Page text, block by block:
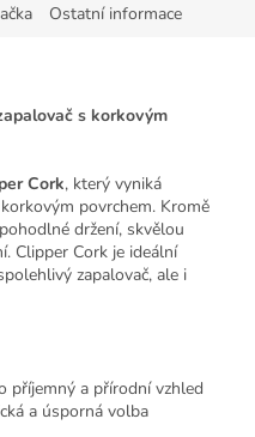
Ostatní informace
s korkovým
Cork, který vyniká
povrchem. Kromě
držení, skvělou
Clipper Cork je ideální
zapalovač, ale i
příjemný a přírodní vzhled
a úsporná volba